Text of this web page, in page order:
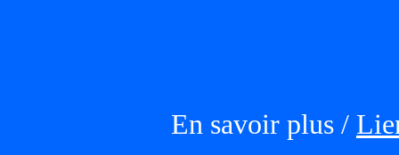
En savoir plus /